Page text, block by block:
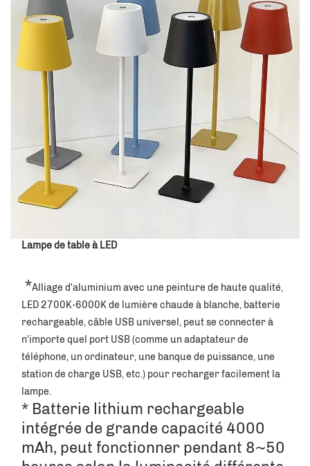
Lampe de table à LED
*Alliage d'aluminium avec une peinture de haute qualité,
LED 2700K-6000K de lumière chaude à blanche, batterie
rechargeable, câble USB universel, peut se connecter à
n'importe quel port USB (comme un adaptateur de
téléphone, un ordinateur, une banque de puissance, une
station de charge USB, etc.) pour recharger facilement la
lampe.
* Batterie lithium rechargeable
intégrée de grande capacité 4000
mAh, peut fonctionner pendant 8~50